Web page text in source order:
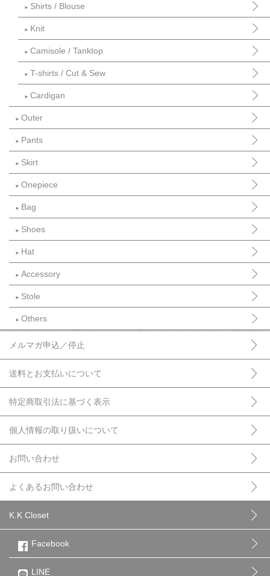
► Shirts / Blouse
► Knit
► Camisole / Tanktop
► T-shirts / Cut & Sew
► Cardigan
► Outer
► Pants
► Skirt
► Onepiece
► Bag
► Shoes
► Hat
► Accessory
► Stole
► Others
メルマガ申込／停止
送料とお支払いについて
特定商取引法に基づく表示
個人情報の取り扱いについて
お問い合わせ
よくあるお問い合わせ
K.K Closet
Facebook
LINE